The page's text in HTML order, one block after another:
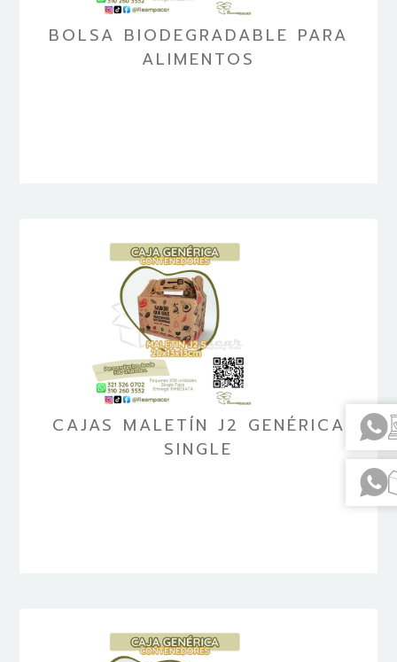
BOLSA BIODEGRADABLE PARA
ALIMENTOS
CAJAS MALETÍN J2 GENÉRICA
SINGLE